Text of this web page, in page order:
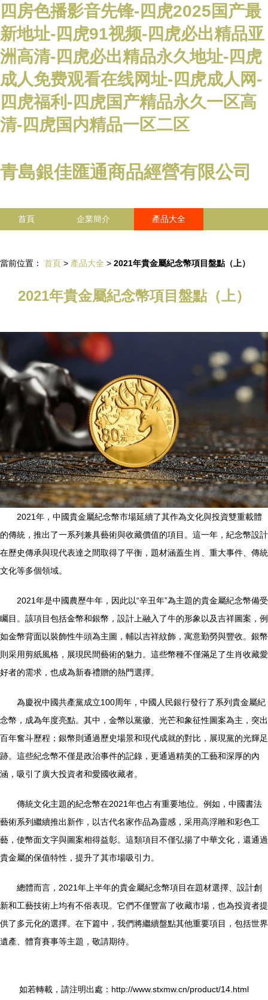
四房色播影音先锋-四虎2025国产最
新地址-四虎91视频-四虎必出精品亚
洲高清-四虎必出精品永久地址-四虎
成人免费观看在线网址-四虎成人网-
四虎福利-四虎国产精品永久一区高
清-四虎国内精品一区二区
青島銀佳匯通商品經營有限公司
首頁 企業簡介 產品大全
當前位置： 首頁 > 產品大全 > 2021年貴金屬紀念幣項目盤點（上）
2021年貴金屬紀念幣項目盤點（上）
2021年，中國貴金屬紀念幣市場延續了其作為文化與投資雙重載體
的傳統，推出了一系列兼具藝術與收藏價值的項目。這一年，紀念幣設計
在歷史傳承與現代表達之間取得了平衡，題材涵蓋生肖、重大事件、傳統
文化等多個領域。
2021年是中國農歷牛年，因此以“辛丑年”為主題的貴金屬紀念幣備受
矚目。該項目包括金幣和銀幣，設計上融入了牛的形象以及吉祥圖案，例
如金幣背面以裝飾性牛頭為主圖，輔以吉祥紋飾，寓意勤勞與豐收。銀幣
則采用剪紙風格，展現民間藝術的魅力。這些幣種不僅滿足了生肖收藏愛
好者的需求，也成為新春禮贈的熱門選擇。
為慶祝中國共產黨成立100周年，中國人民銀行發行了系列貴金屬紀
念幣，成為年度亮點。其中，金幣以黨徽、光芒和象征性圖案為主，突出
百年奮斗歷程；銀幣則通過歷史場景和現代成就的對比，展現黨的光輝足
跡。這些紀念幣不僅是政治事件的記錄，更通過精美的工藝和深厚的內
涵，吸引了廣大投資者和愛國收藏者。
傳統文化主題的紀念幣在2021年也占有重要地位。例如，中國書法
藝術系列繼續推出新作，以古代名家作品為靈感，采用高浮雕和彩色工
藝，使幣面文字與圖案相得益彰。這類項目不僅弘揚了中華文化，還通過
貴金屬的保值特性，提升了其市場吸引力。
總體而言，2021年上半年的貴金屬紀念幣項目在題材選擇、設計創
新和工藝技術上均有不俗表現。它們不僅豐富了收藏市場，也為投資者提
供了多元化的選擇。在下篇中，我們將繼續盤點其他重要項目，包括世界
遺產、體育賽事等主題，敬請期待。
如若轉載，請注明出處：http://www.stxmw.cn/product/14.html